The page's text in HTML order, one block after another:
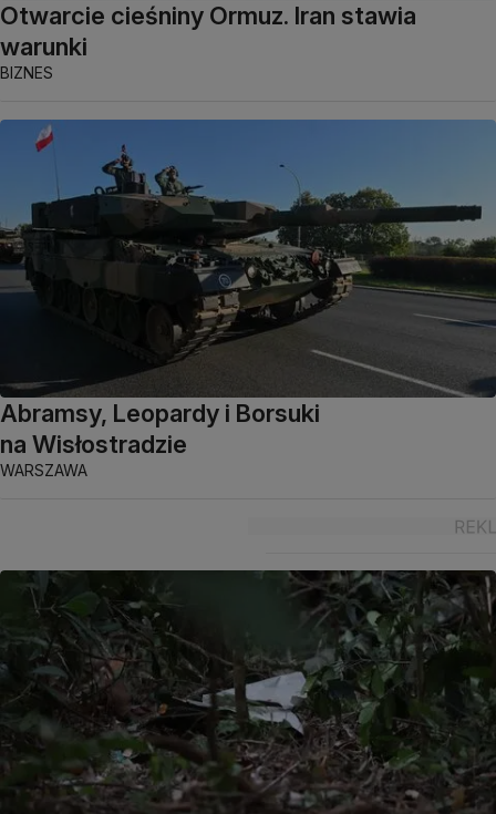
Otwarcie cieśniny Ormuz. Iran stawia
warunki
BIZNES
Abramsy, Leopardy i Borsuki
na Wisłostradzie
WARSZAWA